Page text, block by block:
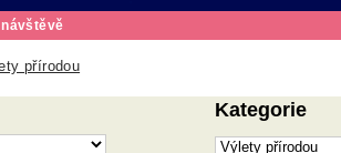
přírodou
Kategorie